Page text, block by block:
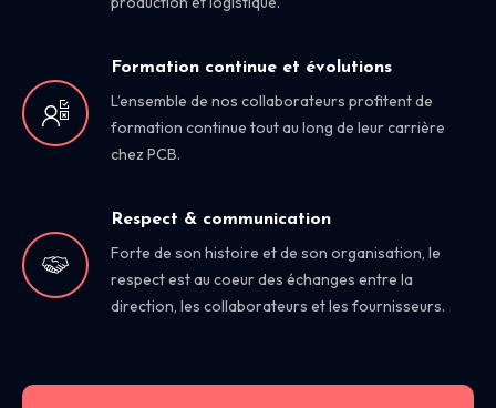
Formation continue et évolutions
L’ensemble de nos collaborateurs profitent de
formation continue tout au long de leur carrière
chez PCB.
Respect & communication
Forte de son histoire et de son organisation, le
respect est au coeur des échanges entre la
direction, les collaborateurs et les fournisseurs.